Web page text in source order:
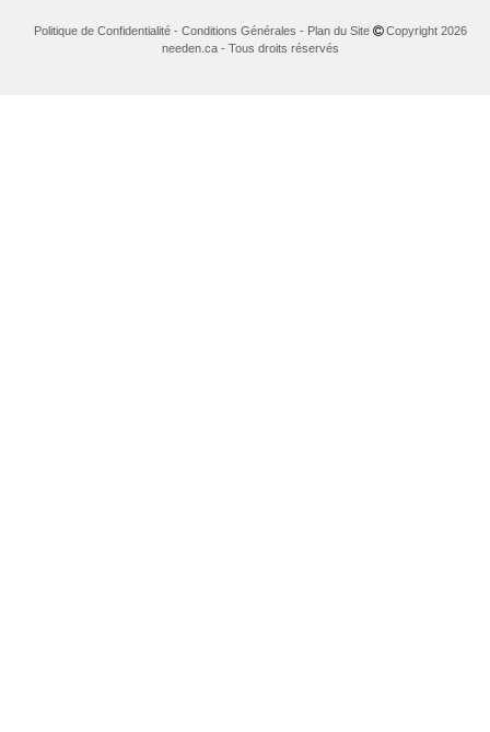
Politique de Confidentialité - Conditions Générales - Plan du Site
Copyright 2026
needen.ca - Tous droits réservés